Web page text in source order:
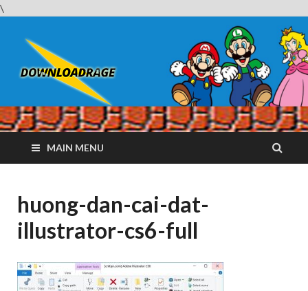
\
Website tải phần mềm nhanh và miễn phí
MAIN MENU
huong-dan-cai-dat-
illustrator-cs6-full